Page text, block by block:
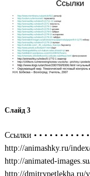
Слайд 3
Ссылки • • • • • • • • •
http://animashky.ru/
http://animated-
http://dmitrypetlekha.ru/